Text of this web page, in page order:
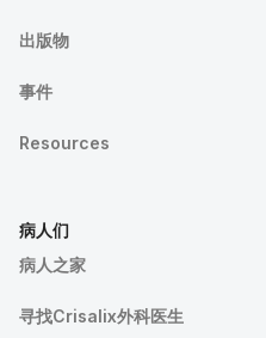
出版物
事件
Resources
病人们
病人之家
寻找Crisalix外科医生